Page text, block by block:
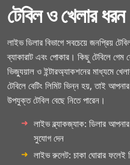
টেবিল ও খেলার ধরন
লাইভ ডিলার বিভাগে সবচেয়ে জনপ্রিয়
ব্যাকারাট এবং পোকার। কিছু টেবিলে
ভিজ্যুয়াল ও ইন্টারঅ্যাকশনের মাধ্যমে
টেবিলে বেটিং লিমিট ভিন্ন হয়, তাই
উপযুক্ত টেবিল বেছে নিতে পারেন।
লাইভ ব্ল্যাকজ্যাক: ডিলার
সুযোগ দেন
লাইভ রুলেট: চাকা ঘোরার ফলেই